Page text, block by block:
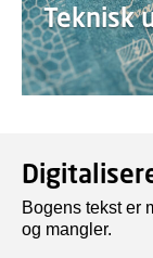
Teknisk
Bogens tekst er
og mangler.